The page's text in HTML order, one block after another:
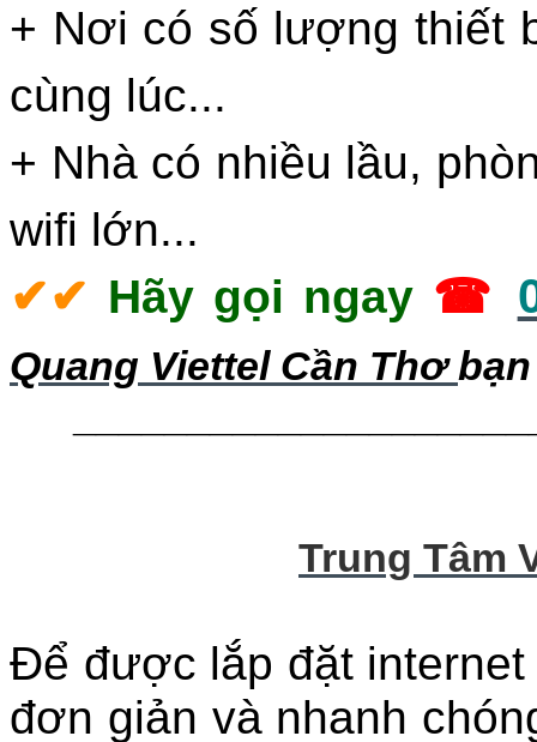
+ Nơi có số lượng thiết
cùng lúc...
+ Nhà có nhiều lầu,
wifi lớn...
✔✔ Hãy gọi ngay ☎
Quang Viettel Cần Thơ
Trung Tâm
Để được lắp đặt
đơn giản và nhanh